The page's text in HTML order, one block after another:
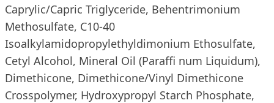
Caprylic/Capric Triglyceride, Behentrimonium
Methosulfate, C10-40
Isoalkylamidopropylethyldimonium Ethosulfate,
Cetyl Alcohol, Mineral Oil (Paraffi num Liquidum),
Dimethicone, Dimethicone/Vinyl Dimethicone
Crosspolymer, Hydroxypropyl Starch Phosphate,